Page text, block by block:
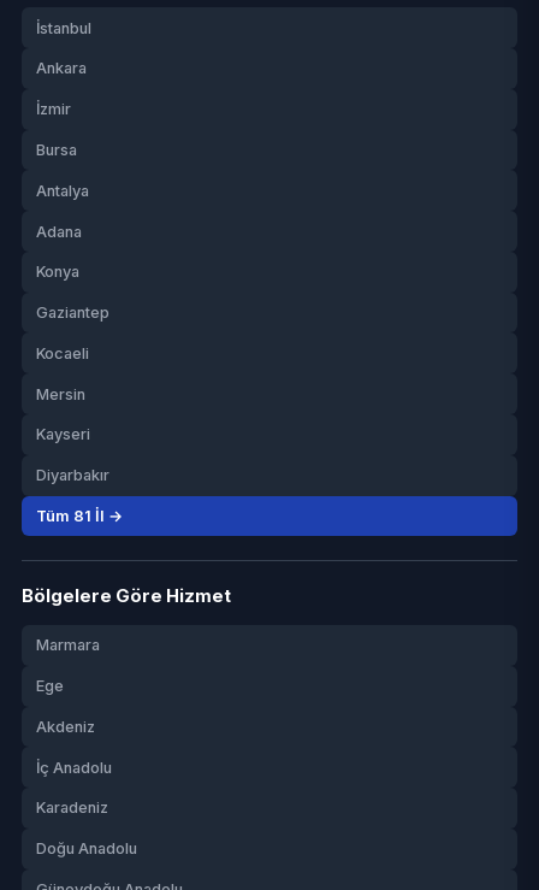
İstanbul
Ankara
İzmir
Bursa
Antalya
Adana
Konya
Gaziantep
Kocaeli
Mersin
Kayseri
Diyarbakır
Tüm 81 İl →
Bölgelere Göre Hizmet
Marmara
Ege
Akdeniz
İç Anadolu
Karadeniz
Doğu Anadolu